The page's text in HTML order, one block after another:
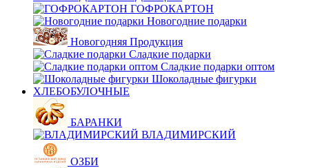
ГОФРОКАРТОН
Новогодние подарки
Новогодняя Продукция
Сладкие подарки
Сладкие подарки оптом
Шоколадные фигурки
ХЛЕБОБУЛОЧНЫЕ
БАРАНКИ
ВЛАДИМИРСКИЙ
ОЗБИ